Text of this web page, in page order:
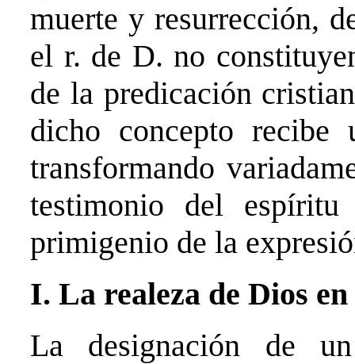
muerte y resurrección,
el r. de D. no
de la predicación
dicho concepto recibe
transformando
testimonio del
primigenio de la
I. La realeza de Dios
La designación de